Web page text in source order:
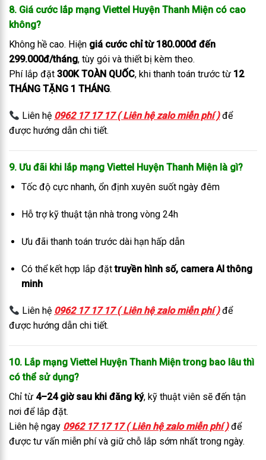
8. Giá cước lắp mạng Viettel Huyện Thanh Miện có cao
không?
Không hề cao. Hiện giá cước chỉ từ 180.000đ đến
299.000đ/tháng, tùy gói và thiết bị kèm theo.
Phí lắp đặt 300K TOÀN QUỐC, khi thanh toán trước từ 12
THÁNG TẶNG 1 THÁNG.
Liên hệ 0962 17 17 17 ( Liên hệ zalo miễn phí ) để
được hướng dẫn chi tiết.
9. Ưu đãi khi lắp mạng Viettel Huyện Thanh Miện là gì?
Tốc độ cực nhanh, ổn định xuyên suốt ngày đêm
Hỗ trợ kỹ thuật tận nhà trong vòng 24h
Ưu đãi thanh toán trước dài hạn hấp dẫn
Có thể kết hợp lắp đặttruyền hình số, camera AI thông
minh
Liên hệ 0962 17 17 17 ( Liên hệ zalo miễn phí ) để
được hướng dẫn chi tiết.
10. Lắp mạng Viettel Huyện Thanh Miện trong bao lâu thì
có thể sử dụng?
Chỉ từ 4–24 giờ sau khi đăng ký, kỹ thuật viên sẽ đến tận
nơi để lắp đặt.
Liên hệ ngay 0962 17 17 17 ( Liên hệ zalo miễn phí )để
được tư vấn miễn phí và giữ chỗ lắp sớm nhất trong ngày.